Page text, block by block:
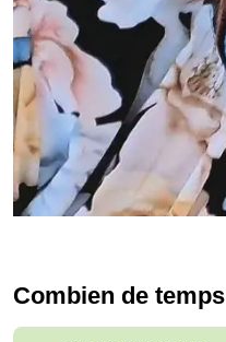
Combien de